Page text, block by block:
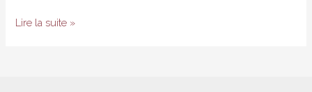
Valentine’s
Lire la suite »